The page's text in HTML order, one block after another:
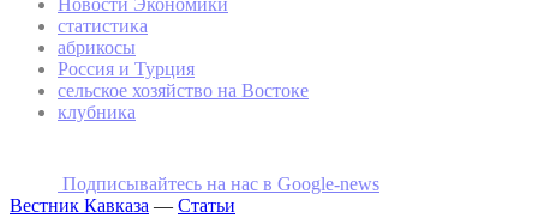
Новости Экономики
статистика
абрикосы
Россия и Турция
сельское хозяйство на Востоке
клубника
Подписывайтесь на наc в Google-news
Вестник Кавказа — Статьи